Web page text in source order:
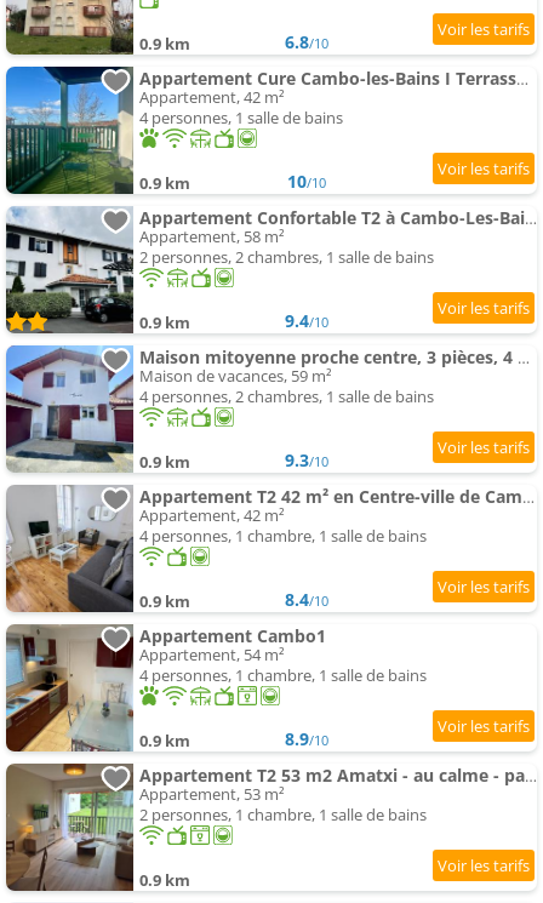
0.9 km 6.8/10
Appartement Cure Cambo-les-Bains I Terrasse & Pkg I 4Pers
Appartement, 42 m²
4 personnes, 1 salle de bains
0.9 km 10/10
Appartement Confortable T2 à Cambo-Les-Bains avec Terrasse et Parking - FR-1-495-87
Appartement, 58 m²
2 personnes, 2 chambres, 1 salle de bains
0.9 km 9.4/10
Maison mitoyenne proche centre, 3 pièces, 4 couchages, parking, Wi-Fi - FR-1-495-152
Maison de vacances, 59 m²
4 personnes, 2 chambres, 1 salle de bains
0.9 km 9.3/10
Appartement T2 42 m² en Centre-ville de Cambo-les-Bains
Appartement, 42 m²
4 personnes, 1 chambre, 1 salle de bains
0.9 km 8.4/10
Appartement Cambo1
Appartement, 54 m²
4 personnes, 1 chambre, 1 salle de bains
0.9 km 8.9/10
Appartement T2 53 m2 Amatxi - au calme - parking privé - proche thermes et centre ville
Appartement, 53 m²
2 personnes, 1 chambre, 1 salle de bains
0.9 km